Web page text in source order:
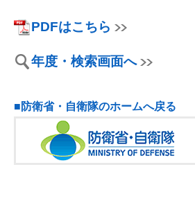
PDFはこちら
年度・検索画面へ
■防衛省・自衛隊のホームへ戻る